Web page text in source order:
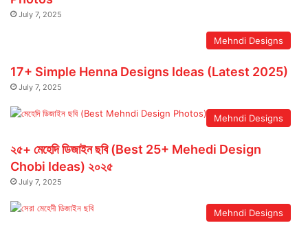
July 7, 2025
Mehndi Designs
17+ Simple Henna Designs Ideas (Latest 2025)
July 7, 2025
Mehndi Designs
২৫+ মেহেদি ডিজাইন ছবি (Best 25+ Mehedi Design
Chobi Ideas) ২০২৫
July 7, 2025
Mehndi Designs